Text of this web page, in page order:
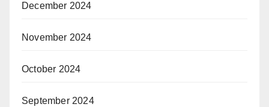
December 2024
November 2024
October 2024
September 2024